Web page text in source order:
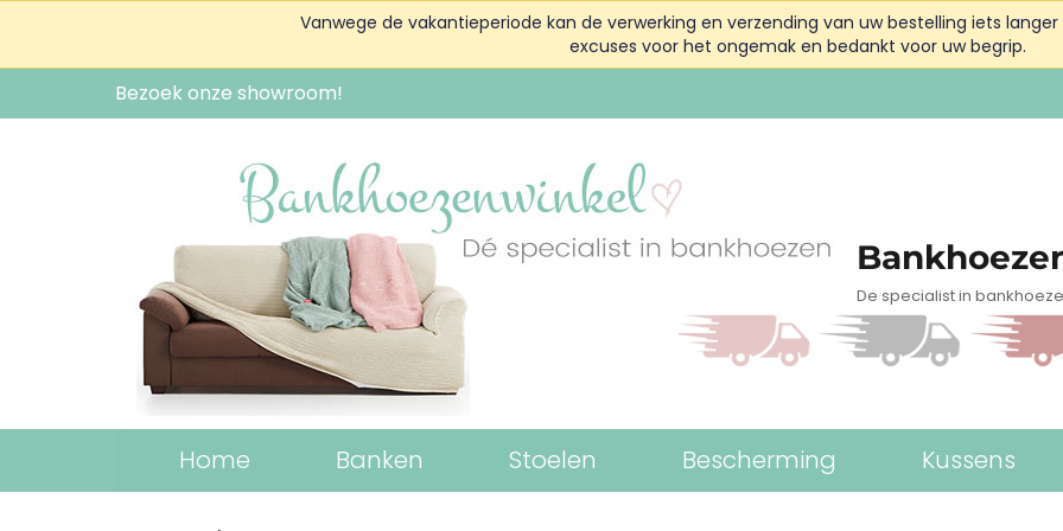
Vanwege de vakantieperiode kan de verwerking en verzending van uw bestelling iets
excuses voor het ongemak en bedankt voor uw begrip.
Bezoek onze showroom!
De specialist in
Home Banken Stoelen Bescherming Kussens